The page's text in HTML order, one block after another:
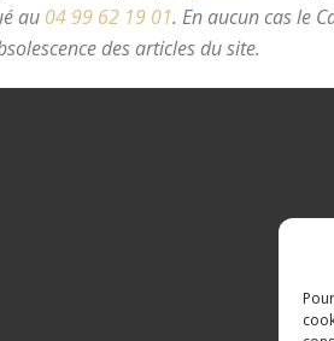
au 04 99 62 19 01. En aucun cas le
des articles du site.